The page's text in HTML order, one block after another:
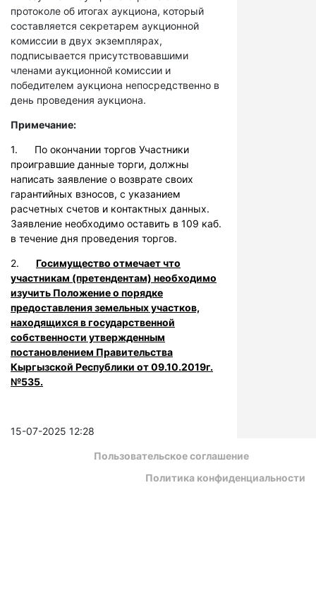
протоколе об итогах аукциона, который
составляется секретарем аукционной
комиссии в двух экземплярах,
подписывается присутствовавшими
членами аукционной комиссии и
победителем аукциона непосредственно в
день проведения аукциона.
Примечание:
1. По окончании торгов Участники
проигравшие данные торги, должны
написать заявление о возврате своих
гарантийных взносов, с указанием
расчетных счетов и контактных данных.
Заявление необходимо оставить в 109 каб.
в течение дня проведения торгов.
2. Госимущество отмечает что
участникам (претендентам) необходимо
изучить Положение о порядке
предоставления земельных участков,
находящихся в государственной
собственности утвержденным
постановлением Правительства
Кыргызской Республики от 09.10.2019г.
№535.
15-07-2025 12:28
Пользовательское соглашение
Политика конфиденциальности